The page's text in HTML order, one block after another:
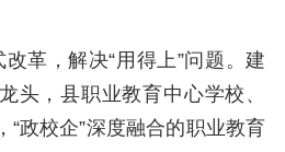
革，解决“用得上”问题。建
头，县职业教育中心学校、
“政校企”深度融合的职业教育